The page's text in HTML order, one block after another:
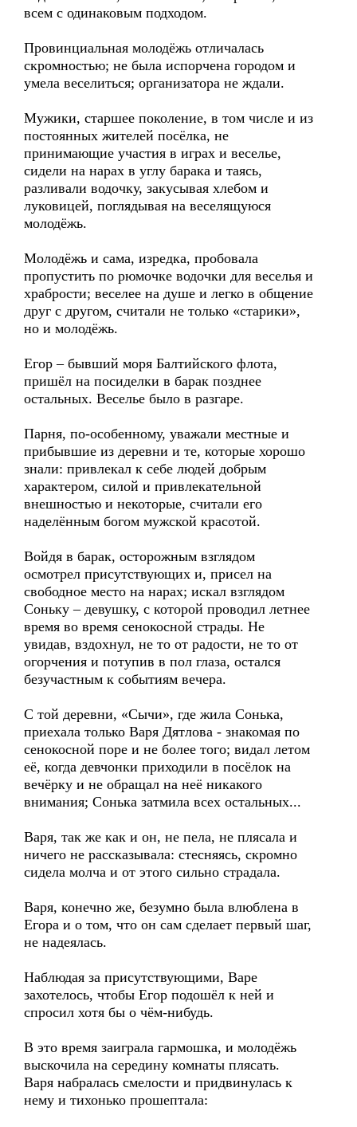
всем с одинаковым подходом.
Провинциальная молодёжь отличалась
скромностью; не была испорчена городом и
умела веселиться; организатора не ждали.
Мужики, старшее поколение, в том числе и из
постоянных жителей посёлка, не
принимающие участия в играх и веселье,
сидели на нарах в углу барака и таясь,
разливали водочку, закусывая хлебом и
луковицей, поглядывая на веселящуюся
молодёжь.
Молодёжь и сама, изредка, пробовала
пропустить по рюмочке водочки для веселья и
храбрости; веселее на душе и легко в общение
друг с другом, считали не только «старики»,
но и молодёжь.
Егор – бывший моря Балтийского флота,
пришёл на посиделки в барак позднее
остальных. Веселье было в разгаре.
Парня, по-особенному, уважали местные и
прибывшие из деревни и те, которые хорошо
знали: привлекал к себе людей добрым
характером, силой и привлекательной
внешностью и некоторые, считали его
наделённым богом мужской красотой.
Войдя в барак, осторожным взглядом
осмотрел присутствующих и, присел на
свободное место на нарах; искал взглядом
Соньку – девушку, с которой проводил летнее
время во время сенокосной страды. Не
увидав, вздохнул, не то от радости, не то от
огорчения и потупив в пол глаза, остался
безучастным к событиям вечера.
С той деревни, «Сычи», где жила Сонька,
приехала только Варя Дятлова - знакомая по
сенокосной поре и не более того; видал летом
её, когда девчонки приходили в посёлок на
вечёрку и не обращал на неё никакого
внимания; Сонька затмила всех остальных...
Варя, так же как и он, не пела, не плясала и
ничего не рассказывала: стесняясь, скромно
сидела молча и от этого сильно страдала.
Варя, конечно же, безумно была влюблена в
Егора и о том, что он сам сделает первый шаг,
не надеялась.
Наблюдая за присутствующими, Варе
захотелось, чтобы Егор подошёл к ней и
спросил хотя бы о чём-нибудь.
В это время заиграла гармошка, и молодёжь
выскочила на середину комнаты плясать.
Варя набралась смелости и придвинулась к
нему и тихонько прошептала: